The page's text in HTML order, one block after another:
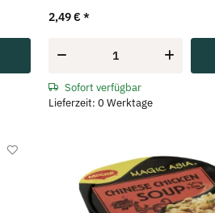
2,49 €*
Sofort verfügbar
Lieferzeit: 0 Werktage